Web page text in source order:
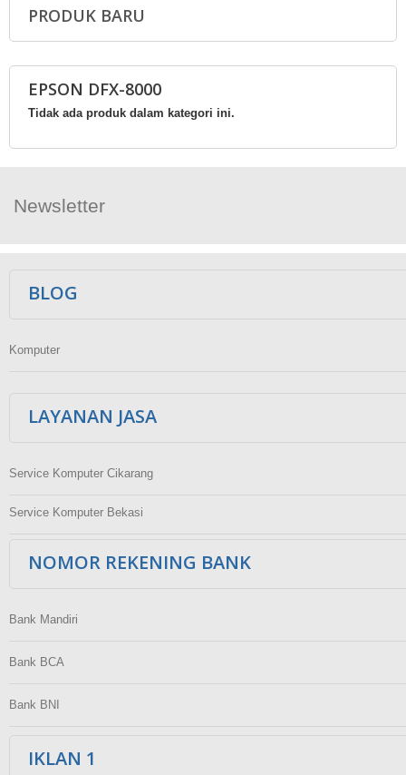
PRODUK BARU
EPSON DFX-8000
Tidak ada produk dalam kategori ini.
Newsletter
BLOG
Komputer
LAYANAN JASA
Service Komputer Cikarang
Service Komputer Bekasi
NOMOR REKENING BANK
Bank Mandiri
Bank BCA
Bank BNI
IKLAN 1